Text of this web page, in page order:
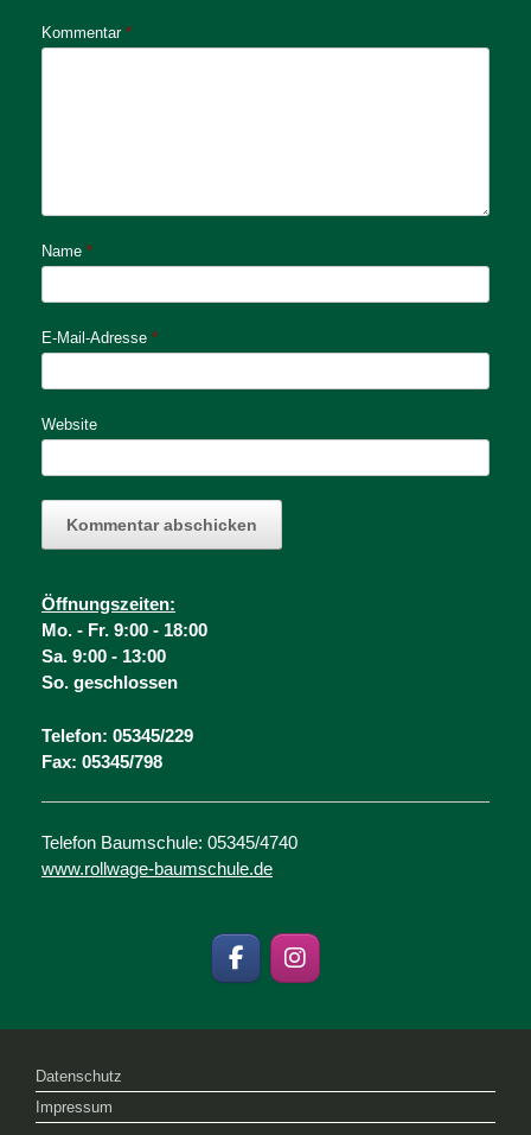
Kommentar *
Name *
E-Mail-Adresse *
Website
Öffnungszeiten:
Mo. - Fr. 9:00 - 18:00
Sa. 9:00 - 13:00
So. geschlossen
Telefon: 05345/229
Fax: 05345/798
Telefon Baumschule: 05345/4740
www.rollwage-baumschule.de
Datenschutz
Impressum